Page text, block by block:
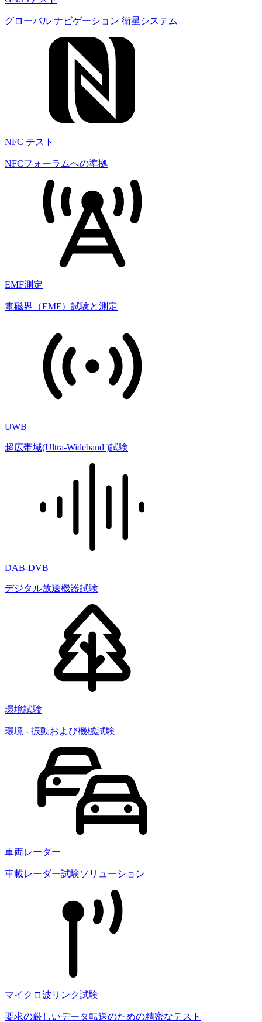
グローバル ナビゲーション 衛星システム
NFC テスト
NFCフォーラムへの準拠
EMF測定
電磁界（EMF）試験と測定
UWB
超広帯域(Ultra-Wideband )試験
DAB-DVB
デジタル放送機器試験
環境試験
環境 - 振動および機械試験
車両レーダー
車載レーダー試験ソリューション
マイクロ波リンク試験
要求の厳しいデータ転送のための精密なテスト